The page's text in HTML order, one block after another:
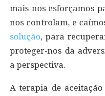
mais nos esforçamos
nos controlam, e
solução, para
proteger-nos da
a perspectiva.
A terapia de aceitação